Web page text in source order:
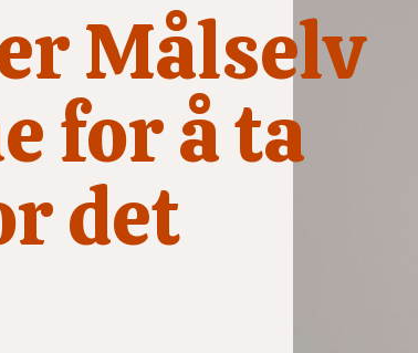
Målselv
for å ta
det